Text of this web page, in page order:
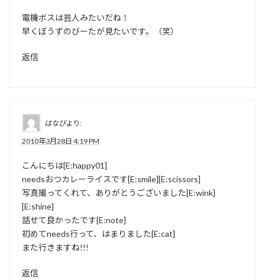
電機ボスは芸人みたいだね！
早くぼうずのびーたが見たいです。（笑）
返信
はなびより:
2010年3月28日 4:19 PM
こんにちは[E:happy01]
needsおつカレーライスです[E:smile][E:scissors]
写真撮ってくれて、ありがとうございました[E:wink]
[E:shine]
話せて良かったです[E:note]
初めてneeds行って、はまりました[E:cat]
また行きますね!!!
返信